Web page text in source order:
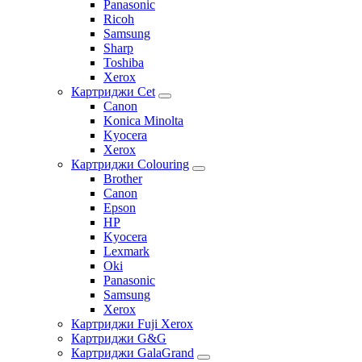
Panasonic
Ricoh
Samsung
Sharp
Toshiba
Xerox
Картриджи Cet
Canon
Konica Minolta
Kyocera
Xerox
Картриджи Colouring
Brother
Canon
Epson
HP
Kyocera
Lexmark
Oki
Panasonic
Samsung
Xerox
Картриджи Fuji Xerox
Картриджи G&G
Картриджи GalaGrand